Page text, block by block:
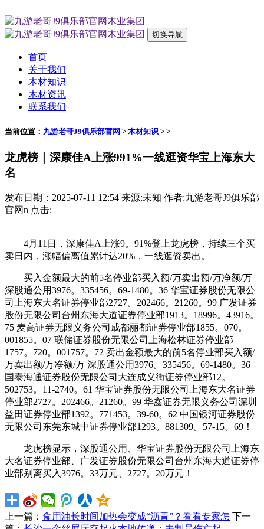
切换导航
首页
关于我们
木材知识
木材资讯
联系我们
当前位置： 九游老哥J9俱乐部官网 > 木材知识 > >
龙虎榜｜深康佳A上涨991%一线逛资华宝上海东大
名
发布日期：2025-07-11 12:54 来源:未知 作者:九游老哥J9俱乐部
官网n 点击:
4月11日，深康佳A上涨9。91%登上龙虎榜，持续三个买
卖日内，涨幅偏离值累计达20%，一线逛资卖出。
买入金额最大的前5名停业部买入额/万卖出额/万净额/万
深股通公用3976。335456。69-1480。36 华宝证券股份无限公
司上海东大名证券停业部2727。202466。21260。99 广发证券
股份无限公司台州东海大道证券停业部1913。18996。43916。
75 麦高证券无限义务公司成都丽都证券停业部1855。070。
001855。07 联储证券股份无限公司上海松林证券停业部
1757。720。001757。72 卖出金额最大的前5名停业部买入额/
万卖出额/万净额/万 深股通公用3976。335456。69-1480。36
国泰海通证券股份无限公司大连成义街证券停业部12。
502753。11-2740。61 华宝证券股份无限公司上海东大名证券
停业部2727。202466。21260。99 华鑫证券无限义务公司深圳
益田证券停业部1392。771453。39-60。62 中国银河证券股份
无限公司东莞东城中证券停业部1293。881309。57-15。69！
龙虎榜显示，深股通公用、华宝证券股份无限公司上海东
大名证券停业部、广发证券股份无限公司台州东海大道证券停
业部别离买入3976。33万元、2727。20万元！
上一篇： 食用油长时间加热会变成“沥青”？看看专家怎 下一